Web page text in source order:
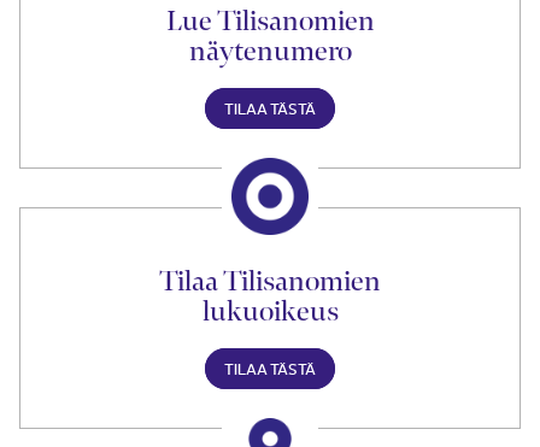
Lue Tilisanomien
näytenumero
TILAA TÄSTÄ
Tilaa Tilisanomien
lukuoikeus
TILAA TÄSTÄ